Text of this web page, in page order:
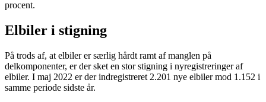
procent.
Elbiler i stigning
På trods af, at elbiler er særlig hårdt ramt af manglen på
delkomponenter, er der sket en stor stigning i nyregistreringer af
elbiler. I maj 2022 er der indregistreret 2.201 nye elbiler mod 1.152 i
samme periode sidste år.